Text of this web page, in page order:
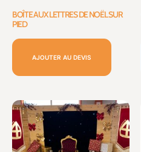
BOÎTE AUX LETTRES DE NOËL SUR
PIED
AJOUTER AU DEVIS